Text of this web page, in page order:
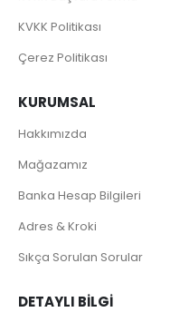
KVKK Politikası
Çerez Politikası
KURUMSAL
Hakkımızda
Mağazamız
Banka Hesap Bilgileri
Adres & Kroki
Sıkça Sorulan Sorular
DETAYLI BILGI